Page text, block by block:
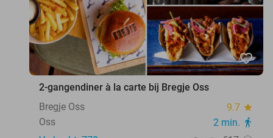
favorite_border
2-gangendiner à la carte bij Bregje Oss
Bregje Oss
9.7 star
Oss 2 min. directions_walk